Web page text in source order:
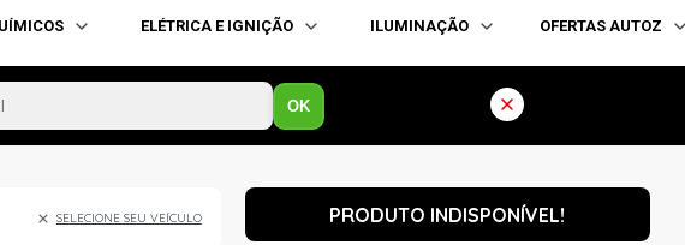
ELÉTRICA E IGNIÇÃO ILUMINAÇÃO OFERTAS AUTOZ
OK
SELECIONE SEU VEÍCULO PRODUTO INDISPONÍVEL!